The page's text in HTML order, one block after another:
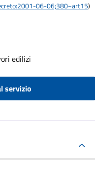
06-06;380~art15)
edilizi
servizio